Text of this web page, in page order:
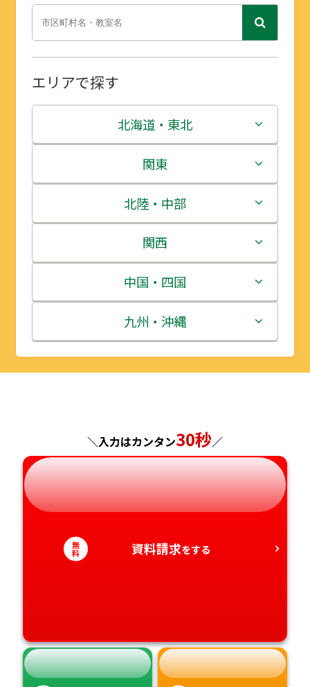
エリアで探す
北海道・東北
北海道
青森県
岩手県
宮城県
秋田県
山形県
関東
茨城県
栃木県
群馬県
埼玉県
千葉県
神奈川県
北陸・中部
新潟県
富山県
石川県
福井県
長野県
岐阜県
静岡県
愛知県
関西
三重県
滋賀県
京都府
兵庫県
奈良県
和歌山県
中国・四国
鳥取県
島根県
広島県
山口県
徳島県
香川県
九州・沖縄
福岡県
長崎県
熊本県
大分県
宮崎県
＼入力はカンタン30秒／
無
料 資料請求をする